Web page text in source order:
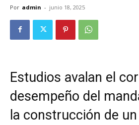
Por admin - junio 18, 2025
Estudios avalan el
desempeño del
la construcción de